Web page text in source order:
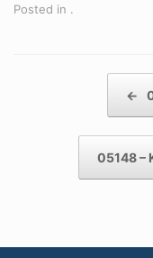
Posted in .
←
05148 –